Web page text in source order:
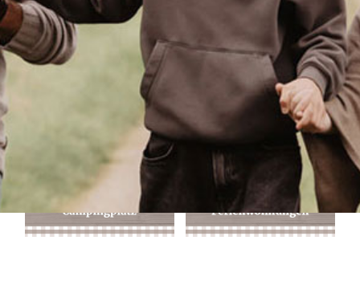
Buchungsanfrage
Du möchtest gerne bei uns auf dem Campingplatz zelten oder in
einer Ferienwohnung übernachten?
Sende uns einfach Deine individuelle Buchungsanfrage mit Deinem
Wunschreisedatum: